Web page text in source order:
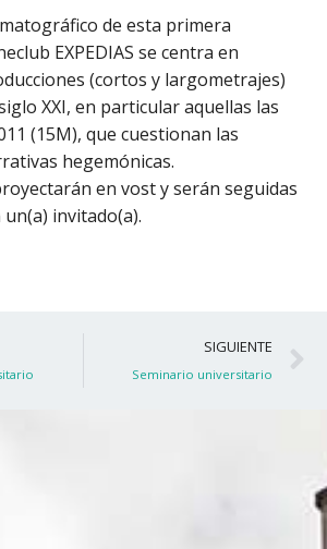
de esta primera
EXPEDIAS se centra en
(cortos y largometrajes)
XXI, en particular aquellas las
(15M), que cuestionan las
hegemónicas.
en vost y serán seguidas
invitado(a).
SIGUIENTE
Seminario universitario